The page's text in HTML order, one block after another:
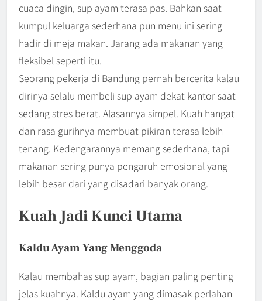
cuaca dingin, sup ayam terasa pas. Bahkan saat
kumpul keluarga sederhana pun menu ini sering
hadir di meja makan. Jarang ada makanan yang
fleksibel seperti itu.
Seorang pekerja di Bandung pernah bercerita kalau
dirinya selalu membeli sup ayam dekat kantor saat
sedang stres berat. Alasannya simpel. Kuah hangat
dan rasa gurihnya membuat pikiran terasa lebih
tenang. Kedengarannya memang sederhana, tapi
makanan sering punya pengaruh emosional yang
lebih besar dari yang disadari banyak orang.
Kuah Jadi Kunci Utama
Kaldu Ayam Yang Menggoda
Kalau membahas sup ayam, bagian paling penting
jelas kuahnya. Kaldu ayam yang dimasak perlahan